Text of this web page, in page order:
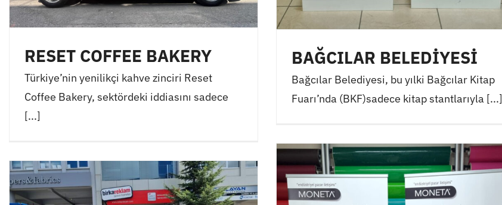
RESET COFFEE BAKERY
Türkiye’nin yenilikçi kahve zinciri Reset
Coffee Bakery, sektördeki iddiasını sadece
[...]
BAĞCILAR BELEDİYESİ
Bağcılar Belediyesi, bu yılki Bağcılar Kitap
Fuarı’nda (BKF)sadece kitap stantlarıyla [...]